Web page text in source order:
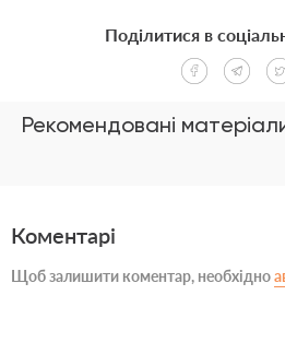
Рекомендовані
Поділитися в
Коментарі
Щоб залишити коментар, необхідно